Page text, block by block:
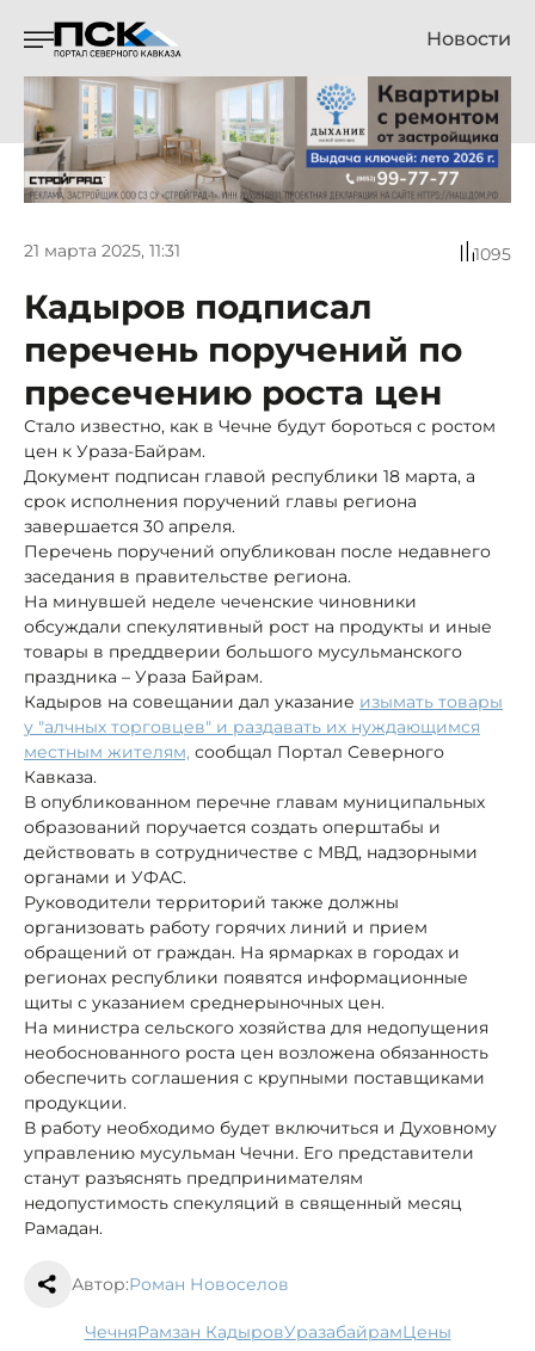
Новости
21 марта 2025, 11:31 1095
Кадыров подписал
перечень поручений по
пресечению роста цен
Стало известно, как в Чечне будут бороться с ростом
цен к Ураза-Байрам.
Документ подписан главой республики 18 марта, а
срок исполнения поручений главы региона
завершается 30 апреля.
Перечень поручений опубликован после недавнего
заседания в правительстве региона.
На минувшей неделе чеченские чиновники
обсуждали спекулятивный рост на продукты и иные
товары в преддверии большого мусульманского
праздника – Ураза Байрам.
Кадыров на совещании дал указание изымать товары
у "алчных торговцев" и раздавать их нуждающимся
местным жителям, сообщал Портал Северного
Кавказа.
В опубликованном перечне главам муниципальных
образований поручается создать оперштабы и
действовать в сотрудничестве с МВД, надзорными
органами и УФАС.
Руководители территорий также должны
организовать работу горячих линий и прием
обращений от граждан. На ярмарках в городах и
регионах республики появятся информационные
щиты с указанием среднерыночных цен.
На министра сельского хозяйства для недопущения
необоснованного роста цен возложена обязанность
обеспечить соглашения с крупными поставщиками
продукции.
В работу необходимо будет включиться и Духовному
управлению мусульман Чечни. Его представители
станут разъяснять предпринимателям
недопустимость спекуляций в священный месяц
Рамадан.
Автор:Роман Новоселов
Чечня Рамзан Кадыров Уразабайрам цены